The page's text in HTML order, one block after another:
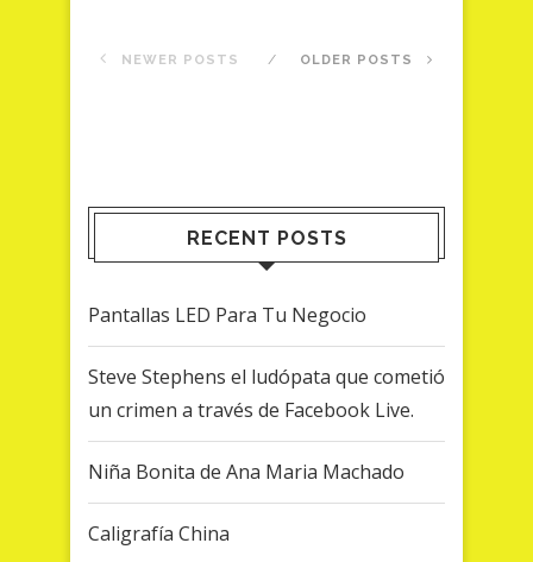
NEWER POSTS OLDER POSTS
RECENT POSTS
Pantallas LED Para Tu Negocio
Steve Stephens el ludópata que cometió
un crimen a través de Facebook Live.
Niña Bonita de Ana Maria Machado
Caligrafía China